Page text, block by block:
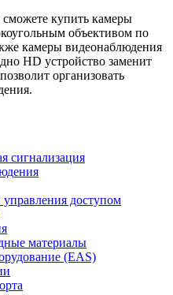
купить камеры
объективом по
камеры видеонаблюдения
HD устройство заменит
организовать
сигнализация
доступом
материалы
(EAS)